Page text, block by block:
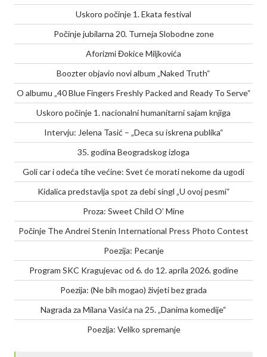
Uskoro počinje 1. Ekata festival
Počinje jubilarna 20. Turneja Slobodne zone
Aforizmi Đokice Miljkovića
Boozter objavio novi album „Naked Truth“
O albumu „40 Blue Fingers Freshly Packed and Ready To Serve“
Uskoro počinje 1. nacionalni humanitarni sajam knjiga
Intervju: Jelena Tasić – „Deca su iskrena publika“
35. godina Beogradskog izloga
Goli car i odeća tihe većine: Svet će morati nekome da ugodi
Kidalica predstavlja spot za debi singl „U ovoj pesmi“
Proza: Sweet Child O’ Mine
Počinje The Andrei Stenin International Press Photo Contest
Poezija: Pecanje
Program SKC Kragujevac od 6. do 12. aprila 2026. godine
Poezija: (Ne bih mogao) živjeti bez grada
Nagrada za Milana Vasića na 25. „Danima komedije“
Poezija: Veliko spremanje